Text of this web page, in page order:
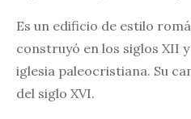
Es un edificio de estilo
construyó en los siglos XII
iglesia paleocristiana. Su
del siglo XVI.